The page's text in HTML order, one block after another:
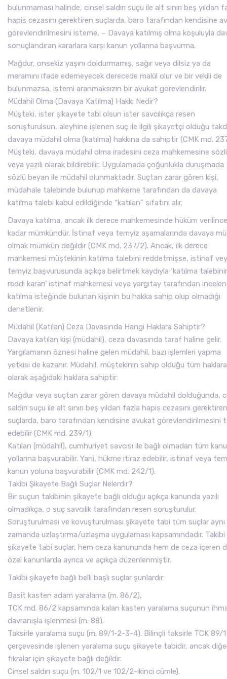
bulunmaması halinde, cinsel saldırı suçu ile alt sınırı beş yıldan
hapis cezasını gerektiren suçlarda, baro tarafından kendisine
görevlendirilmesini isteme, – Davaya katılmış olma koşuluyla
sonuçlandıran kararlara karşı kanun yollarına başvurma.
Mağdur, onsekiz yaşını doldurmamış, sağır veya dilsiz ya da
meramını ifade edemeyecek derecede malûl olur ve bir vekili de
bulunmazsa, istemi aranmaksızın bir avukat görevlendirilir.
Müdahil Olma (Davaya Katılma) Hakkı Nedir?
Müşteki, ister şikayete tabi olsun ister savcılıkça resen
soruşturulsun, aleyhine işlenen suç ile ilgili şikayetçi olduğu
davaya müdahil olma (katılma) hakkına da sahiptir (CMK md.
Müşteki, davaya müdahil olma iradesini ceza mahkemesine
veya yazılı olarak bildirebilir. Uygulamada çoğunlukla duruşmada
sözlü beyan ile müdahil olunmaktadır. Suçtan zarar gören kişi,
müdahale talebinde bulunup mahkeme tarafından da davaya
katılma talebi kabul edildiğinde “katılan” sıfatını alır.
Davaya katılma, ancak ilk derece mahkemesinde hüküm
kadar mümkündür. İstinaf veya temyiz aşamalarında davaya
olmak mümkün değildir (CMK md. 237/2). Ancak, ilk derece
mahkemesi müştekinin katılma talebini reddetmişse, istinaf
temyiz başvurusunda açıkça belirtmek kaydıyla ‘katılma
reddi kararı’ istinaf mahkemesi veya yargıtay tarafından
katılma isteğinde bulunan kişinin bu hakka sahip olup olmadığı
denetlenir.
Müdahil (Katılan) Ceza Davasında Hangi Haklara Sahiptir?
Davaya katılan kişi (müdahil), ceza davasında taraf haline gelir.
Yargılamanın öznesi haline gelen müdahil, bazı işlemleri yapma
yetkisi de kazanır. Müdahil, müştekinin sahip olduğu tüm
olarak aşağıdaki haklara sahiptir:
Mağdur veya suçtan zarar gören davaya müdahil dolduğunda,
saldırı suçu ile alt sınırı beş yıldan fazla hapis cezasını gerektiren
suçlarda, baro tarafından kendisine avukat görevlendirilmesini
edebilir (CMK md. 239/1).
Katılan (müdahil), cumhuriyet savcısı ile bağlı olmadan tüm
yollarına başvurabilir. Yani, hükme itiraz edebilir, istinaf veya
kanun yoluna başvurabilir (CMK md. 242/1).
Takibi Şikayete Bağlı Suçlar Nelerdir?
Bir suçun takibinin şikayete bağlı olduğu açıkça kanunda yazılı
olmadıkça, o suç savcılık tarafından resen soruşturulur.
Soruşturulması ve kovuşturulması şikayete tabi tüm suçlar aynı
zamanda uzlaştırma/uzlaşma uygulaması kapsamındadır. Takibi
şikayete tabi suçlar, hem ceza kanununda hem de ceza içeren
özel kanunlarda ayrıca ve açıkça düzenlenmiştir.
Takibi şikayete bağlı belli başlı suçlar şunlardır:
Basit kasten adam yaralama (m. 86/2),
TCK md. 86/2 kapsamında kalan kasten yaralama suçunun
davranışla işlenmesi (m. 88).
Taksirle yaralama suçu (m. 89/1-2-3-4). Bilinçli taksirle TCK 89/1
çerçevesinde işlenen yaralama suçu şikayete tabidir, ancak
fıkralar için şikayete bağlı değildir.
Cinsel saldırı suçu (m. 102/1 ve 102/2-ikinci cümle).